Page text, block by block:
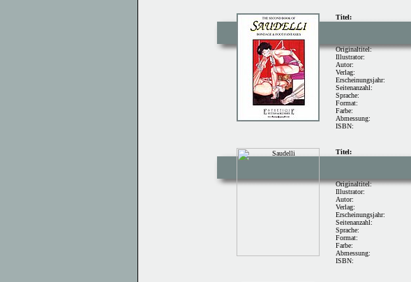
Titel:
Originaltitel:
Illustrator:
Autor:
Verlag:
Erscheinungsjahr:
Seitenanzahl:
Sprache:
Format:
Farbe:
Abmessung:
ISBN:
Titel:
Originaltitel:
Illustrator:
Autor:
Verlag:
Erscheinungsjahr:
Seitenanzahl:
Sprache:
Format:
Farbe:
Abmessung:
ISBN: